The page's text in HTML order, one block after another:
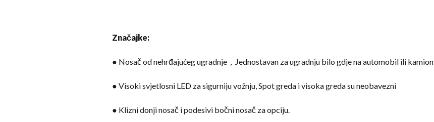
Značajke:
● Nosač od nehrđajućeg ugradnje，Jednostavan za ugradnju bilo gdje na automobil ili kamion
● Visoki svjetlosni LED za sigurniju vožnju, Spot greda i visoka greda su neobavezni
● Klizni donji nosač i podesivi bočni nosač za opciju.